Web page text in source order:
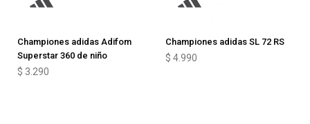
Championes adidas Adifom
Superstar 360 de niño
$ 3.290
Championes adidas SL 72 RS
$ 4.990